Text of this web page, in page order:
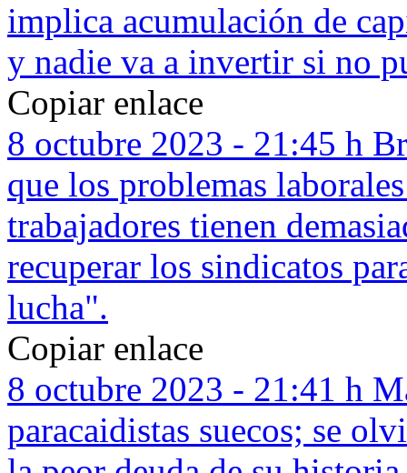
implica acumulación de
y nadie va a invertir si no
Copiar enlace
8 octubre 2023 - 21:45 h
que los problemas
trabajadores tienen
recuperar los sindicatos
lucha".
Copiar enlace
8 octubre 2023 - 21:41 h
paracaidistas suecos; se